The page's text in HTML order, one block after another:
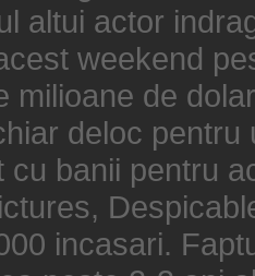
altui actor
weekend
milioane de
deloc
cu banii pentru
incasari.